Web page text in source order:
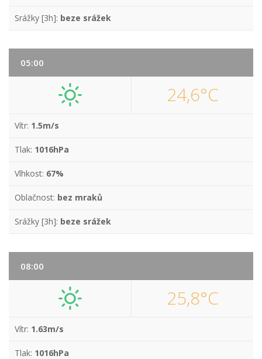
Srážky [3h]: beze srážek
05:00
24,6°C
Vítr: 1.5m/s
Tlak: 1016hPa
Vlhkost: 67%
Oblačnost: bez mraků
Srážky [3h]: beze srážek
08:00
25,8°C
Vítr: 1.63m/s
Tlak: 1016hPa